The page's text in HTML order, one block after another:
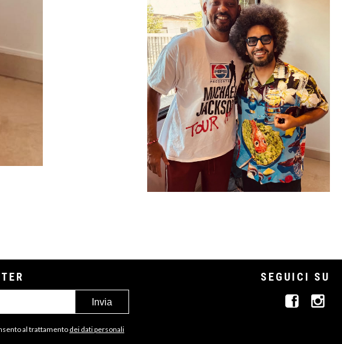
al trattamento dei dati personali
SEGUICI SU